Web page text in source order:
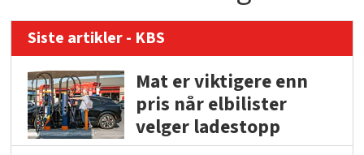
Siste artikler - KBS
Mat er viktigere enn
pris når elbilister
velger ladestopp